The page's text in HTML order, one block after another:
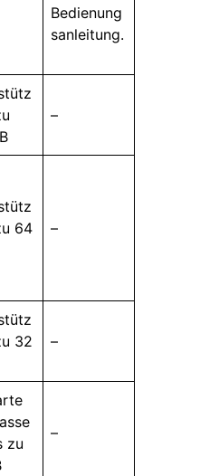
Bedienung
sanleitung.
–
64
–
32
–
zu
–